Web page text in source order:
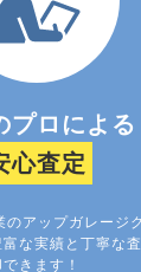
プロによる
心査定
のアップガレージ
な実績と丁寧な
きます！